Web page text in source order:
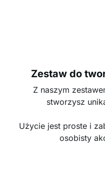
Zestaw do
Z naszym
stworzysz
Użycie jest proste i
osobisty